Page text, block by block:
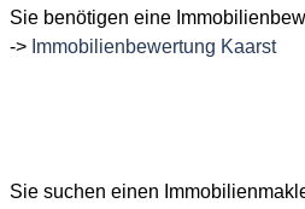
Sie benötigen eine
-> Immobilienbewertung Kaarst
Sie suchen einen